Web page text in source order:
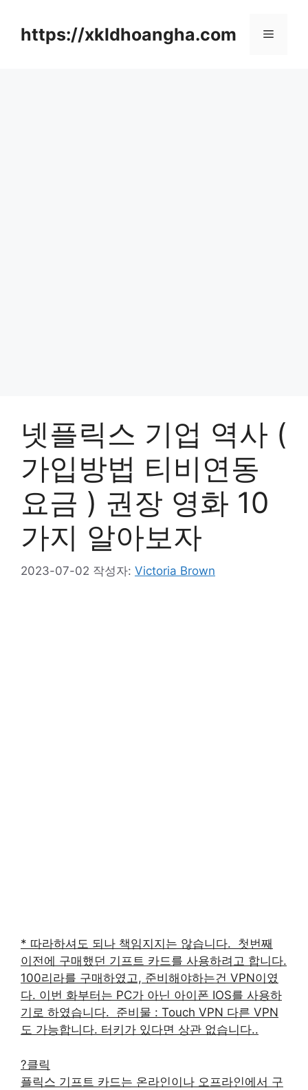
https://xkldhoangha.com 메
넷플릭스 기업 역사 (
가입방법 티비연동
요금 ) 권장 영화 10
가지 알아보자
2023-07-02 작성자: Victoria Brown
* 따라하셔도 되나 책임지지는 않습니다. ​ 첫번째
이전에 구매했던 기프트 카드를 사용하려고 합니다.
100리라를 구매하였고, 준비해야하는건 VPN이였
다. 이번 화부터는 PC가 아닌 아이폰 IOS를 사용하
기로 하였습니다. ​ 준비물 : Touch VPN 다른 VPN
도 가능합니다. 터키가 있다면 상관 없습니다..
?클릭
플릭스 기프트 카드는 온라인이나 오프라인에서 구